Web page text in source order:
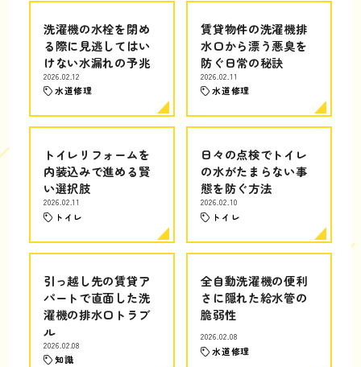
洗濯機の水栓を閉め
る際に見逃してはい
けない水漏れの予兆
2026.02.12
水道修理
賃貸物件の洗濯機排
水口から漂う悪臭を
防ぐ日常の秘訣
2026.02.11
水道修理
トイレリフォームを
内装込みで進める賢
い選択肢
2026.02.11
トイレ
日々の点検でトイレ
の水がたまらない事
態を防ぐ方法
2026.02.10
トイレ
引っ越し先の賃貸ア
パートで直面した洗
濯機の排水口トラブ
ル
2026.02.08
知識
全自動洗濯機の便利
さに隠れた給水管の
脆弱性
2026.02.08
水道修理